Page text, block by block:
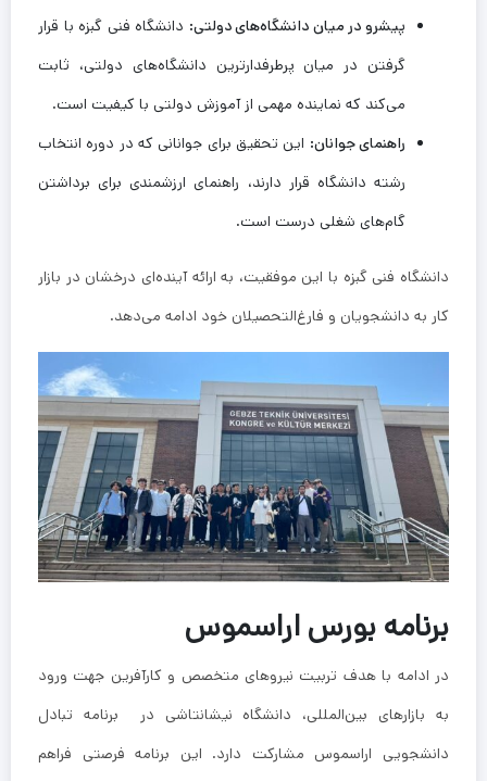
پیشرو در میان دانشگاه‌های دولتی: دانشگاه فنی گبزه با قرار
گرفتن در میان پرطرفدارترین دانشگاه‌های دولتی، ثابت
می‌کند که نماینده مهمی از آموزش دولتی با کیفیت است.
راهنمای جوانان: این تحقیق برای جوانانی که در دوره انتخاب
رشته دانشگاه قرار دارند، راهنمای ارزشمندی برای برداشتن
گام‌های شغلی درست است.
دانشگاه فنی گبزه با این موفقیت، به ارائه آینده‌ای درخشان در بازار
کار به دانشجویان و فارغ‌التحصیلان خود ادامه می‌دهد.
برنامه بورس اراسموس
در ادامه با هدف تربیت نیروهای متخصص و کارآفرین جهت ورود
به بازارهای بین‌المللی، دانشگاه نیشانتاشی در برنامه تبادل
دانشجویی اراسموس مشارکت دارد. این برنامه فرصتی فراهم